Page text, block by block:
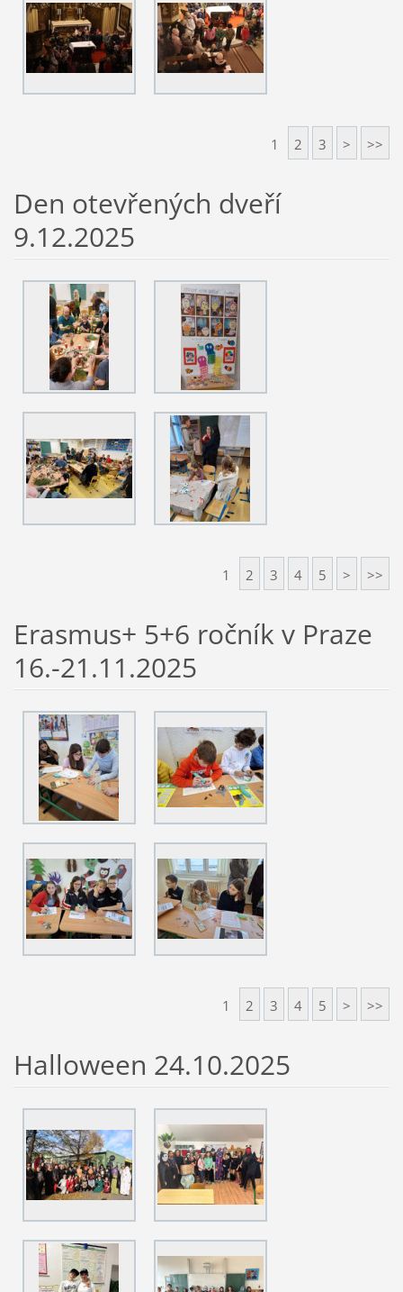
1 2 3 > >>
Den otevřených dveří
9.12.2025
1 2 3 4 5 > >>
Erasmus+ 5+6 ročník v Praze
16.-21.11.2025
1 2 3 4 5 > >>
Halloween 24.10.2025